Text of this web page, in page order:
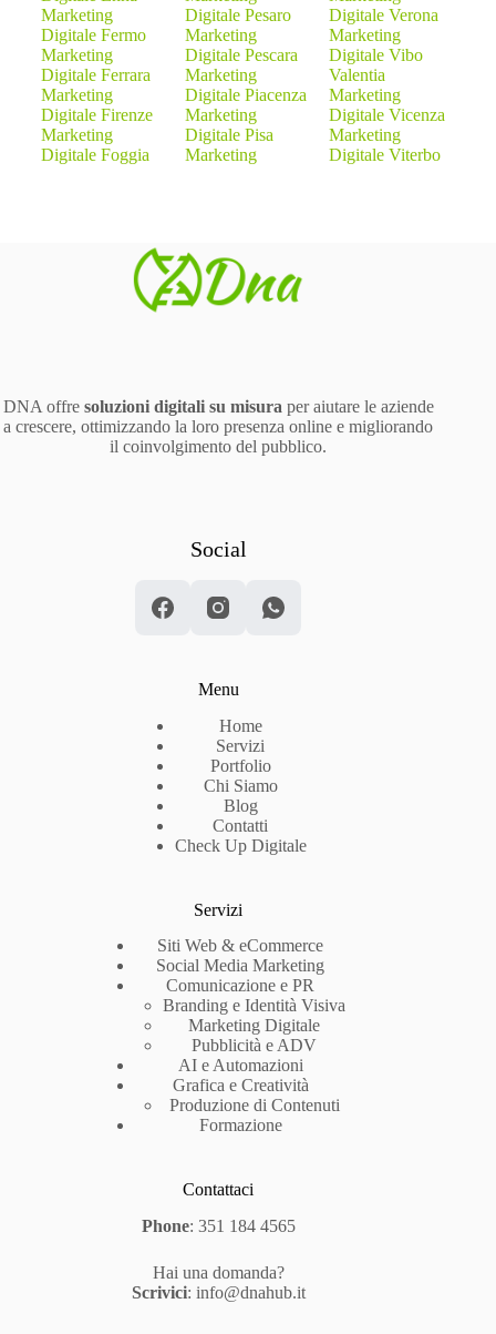
Marketing
Digitale Fermo
Marketing
Digitale Ferrara
Marketing
Digitale Firenze
Marketing
Digitale Foggia
Digitale Pesaro
Marketing
Digitale Pescara
Marketing
Digitale Piacenza
Marketing
Digitale Pisa
Marketing
Digitale Verona
Marketing
Digitale Vibo
Valentia
Marketing
Digitale Vicenza
Marketing
Digitale Viterbo
DNA offre soluzioni digitali su misura per aiutare le aziende
a crescere, ottimizzando la loro presenza online e migliorando
il coinvolgimento del pubblico.
Social
Menu
Home
Servizi
Portfolio
Chi Siamo
Blog
Contatti
Check Up Digitale
Servizi
Siti Web & eCommerce
Social Media Marketing
Comunicazione e PR
Branding e Identità Visiva
Marketing Digitale
Pubblicità e ADV
AI e Automazioni
Grafica e Creatività
Produzione di Contenuti
Formazione
Contattaci
Phone: 351 184 4565
Hai una domanda?
Scrivici: info@dnahub.it